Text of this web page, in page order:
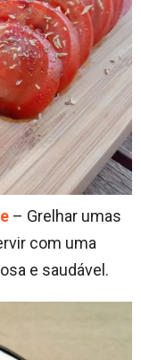
– Grelhar umas
com uma
e saudável.